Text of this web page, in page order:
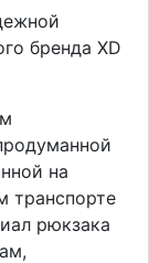
бренда XD
на
транспорте
рюкзака